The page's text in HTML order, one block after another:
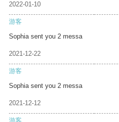
2022-01-10
游客
Sophia sent you 2 messa
2021-12-22
游客
Sophia sent you 2 messa
2021-12-12
游客